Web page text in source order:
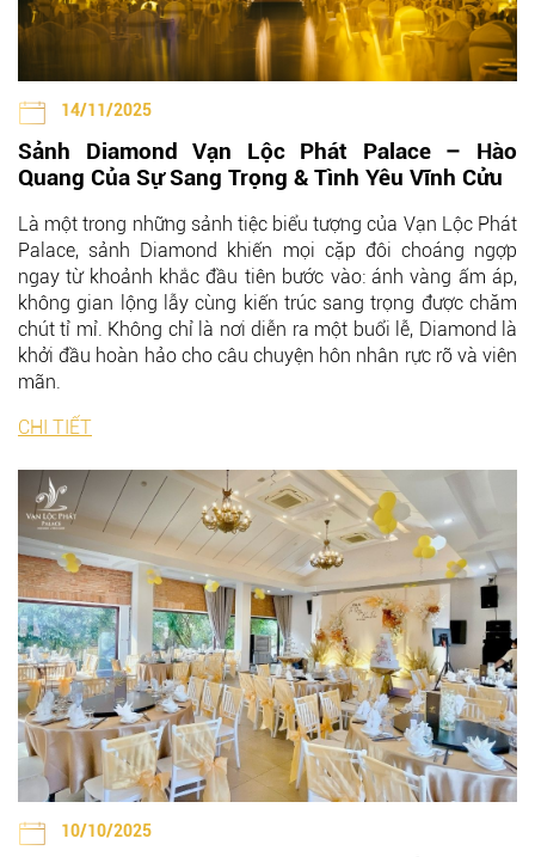
14/11/2025
Sảnh Diamond Vạn Lộc Phát Palace – Hào
Quang Của Sự Sang Trọng & Tình Yêu Vĩnh Cửu
Là một trong những sảnh tiệc biểu tượng của Vạn Lộc Phát
Palace, sảnh Diamond khiến mọi cặp đôi choáng ngợp
ngay từ khoảnh khắc đầu tiên bước vào: ánh vàng ấm áp,
không gian lộng lẫy cùng kiến trúc sang trọng được chăm
chút tỉ mỉ. Không chỉ là nơi diễn ra một buổi lễ, Diamond là
khởi đầu hoàn hảo cho câu chuyện hôn nhân rực rỡ và viên
mãn.
CHI TIẾT
10/10/2025